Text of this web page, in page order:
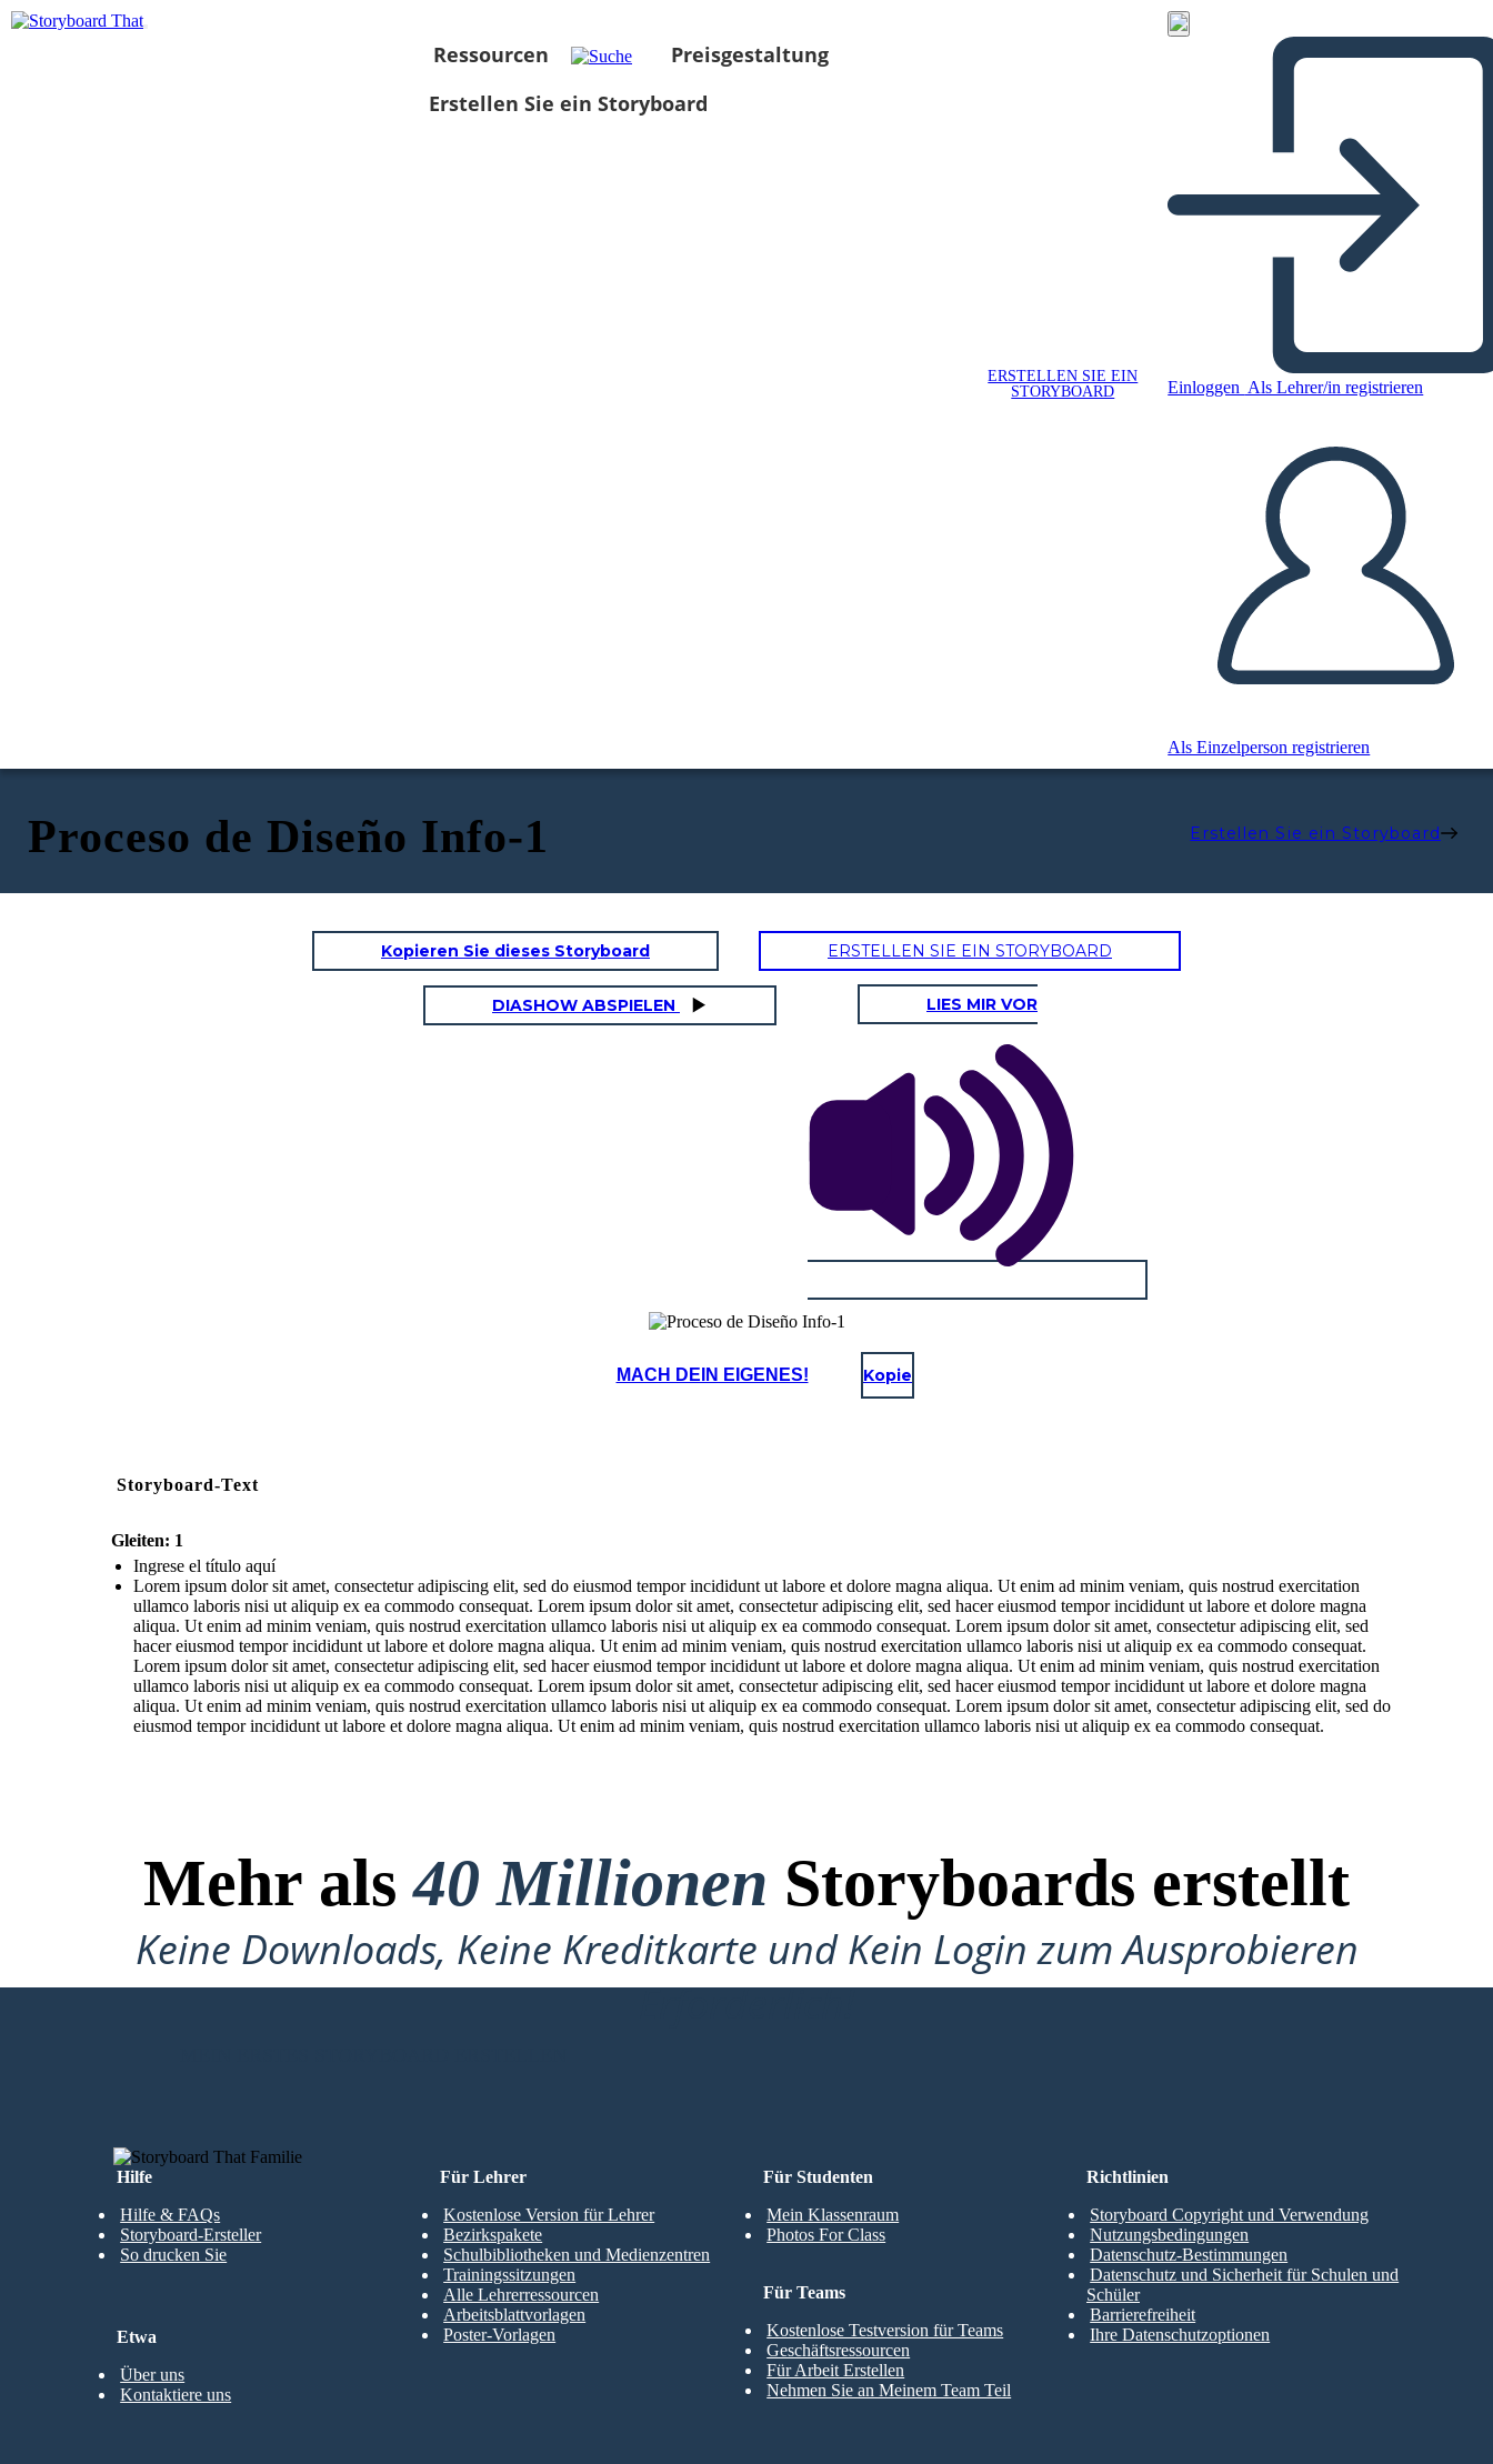
Ressourcen
Preisgestaltung
Erstellen Sie ein Storyboard
ERSTELLEN SIE EIN
STORYBOARD
Einloggen Als Lehrer/in registrieren
Als Einzelperson registrieren
Proceso de Diseño Info-1 Erstellen Sie ein Storyboard
Kopieren Sie dieses Storyboard ERSTELLEN SIE EIN STORYBOARD
DIASHOW ABSPIELEN LIES MIR VOR
MACH DEIN EIGENES! Kopie
Storyboard-Text
Gleiten: 1
Ingrese el título aquí
Lorem ipsum dolor sit amet, consectetur adipiscing elit, sed do eiusmod tempor incididunt ut labore et dolore magna aliqua. Ut enim ad minim veniam, quis nostrud exercitation
ullamco laboris nisi ut aliquip ex ea commodo consequat. Lorem ipsum dolor sit amet, consectetur adipiscing elit, sed hacer eiusmod tempor incididunt ut labore et dolore magna
aliqua. Ut enim ad minim veniam, quis nostrud exercitation ullamco laboris nisi ut aliquip ex ea commodo consequat. Lorem ipsum dolor sit amet, consectetur adipiscing elit, sed
hacer eiusmod tempor incididunt ut labore et dolore magna aliqua. Ut enim ad minim veniam, quis nostrud exercitation ullamco laboris nisi ut aliquip ex ea commodo consequat.
Lorem ipsum dolor sit amet, consectetur adipiscing elit, sed hacer eiusmod tempor incididunt ut labore et dolore magna aliqua. Ut enim ad minim veniam, quis nostrud exercitation
ullamco laboris nisi ut aliquip ex ea commodo consequat. Lorem ipsum dolor sit amet, consectetur adipiscing elit, sed hacer eiusmod tempor incididunt ut labore et dolore magna
aliqua. Ut enim ad minim veniam, quis nostrud exercitation ullamco laboris nisi ut aliquip ex ea commodo consequat. Lorem ipsum dolor sit amet, consectetur adipiscing elit, sed do
eiusmod tempor incididunt ut labore et dolore magna aliqua. Ut enim ad minim veniam, quis nostrud exercitation ullamco laboris nisi ut aliquip ex ea commodo consequat.
Mehr als40 Millionen Storyboards erstellt
Keine Downloads, Keine Kreditkarte und Kein Login zum Ausprobieren
Erforderlich!
Hilfe
Hilfe & FAQs
Storyboard-Ersteller
So drucken Sie
Für Studenten
Mein Klassenraum
Photos For Class
Für Lehrer
Kostenlose Version für Lehrer
Bezirkspakete
Schulbibliotheken und Medienzentren
Trainingssitzungen
Alle Lehrerressourcen
Arbeitsblattvorlagen
Poster-Vorlagen
Für Teams
Kostenlose Testversion für Teams
Geschäftsressourcen
Für Arbeit Erstellen
Nehmen Sie an Meinem Team Teil
Etwa
Über uns
Kontaktiere uns
Richtlinien
Storyboard Copyright und Verwendung
Nutzungsbedingungen
Datenschutz-Bestimmungen
Datenschutz und Sicherheit für Schulen und
Schüler
Barrierefreiheit
Ihre Datenschutzoptionen